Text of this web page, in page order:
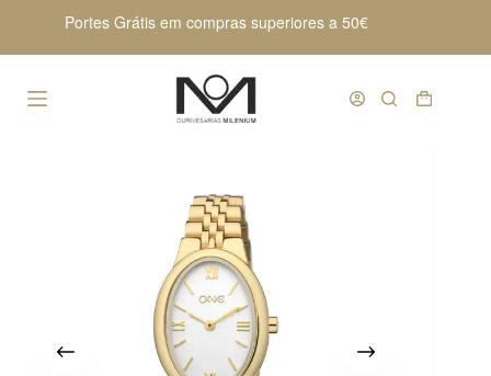
o
Portes Grátis em compras superiores a 50€
Carrinho